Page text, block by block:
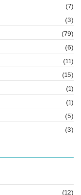
(7)
(3)
(79)
(6)
(11)
(15)
(1)
(1)
(5)
(3)
(12)